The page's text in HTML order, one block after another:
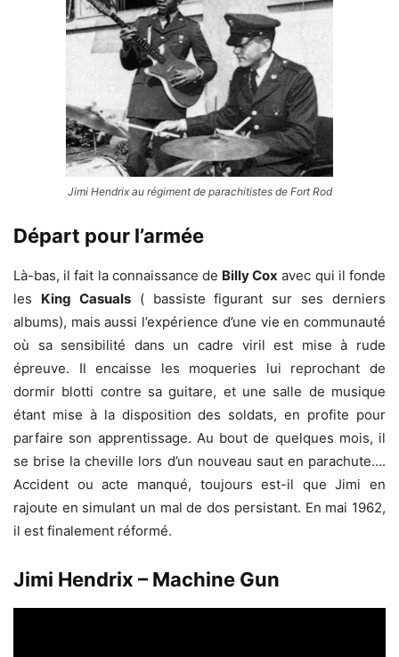
Jimi Hendrix au régiment de parachitistes de Fort Rod
Départ pour l’armée
Là-bas, il fait la connaissance de Billy Cox avec qui il fonde
les King Casuals( bassiste figurant sur ses derniers
albums), mais aussi l’expérience d’une vie en communauté
où sa sensibilité dans un cadre viril est mise à rude
épreuve. Il encaisse les moqueries lui reprochant de
dormir blotti contre sa guitare, et une salle de musique
étant mise à la disposition des soldats, en profite pour
parfaire son apprentissage. Au bout de quelques mois, il
se brise la cheville lors d’un nouveau saut en parachute….
Accident ou acte manqué, toujours est-il que Jimi en
rajoute en simulant un mal de dos persistant. En mai 1962,
il est finalement réformé.
Jimi Hendrix – Machine Gun